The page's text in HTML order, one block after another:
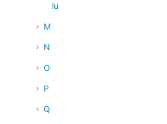
lu
M
N
O
P
Q